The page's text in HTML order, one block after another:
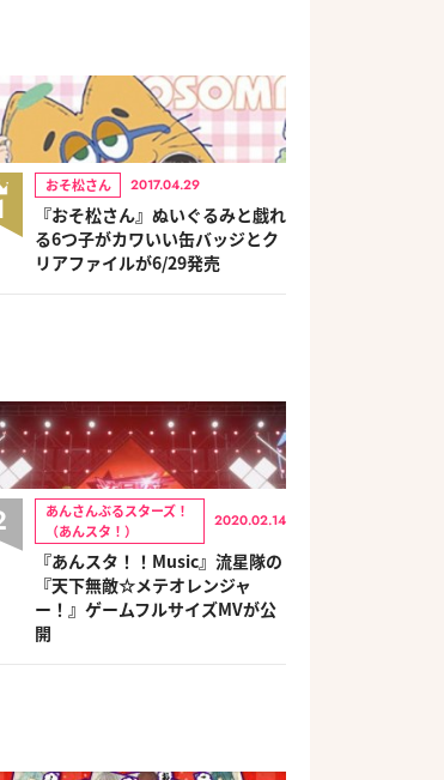
おそ松さん 2017.04.29
『おそ松さん』ぬいぐるみと戯れ
る6つ子がカワいい缶バッジとク
リアファイルが6/29発売
あんさんぶるスターズ！
（あんスタ！）
2020.02.14
『あんスタ！！Music』流星隊の
『天下無敵☆メテオレンジャ
ー！』ゲームフルサイズMVが公
開